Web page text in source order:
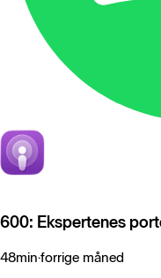
600: Ekspertenes
48min·forrige måned